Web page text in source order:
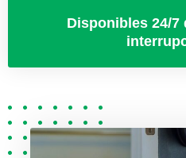
Disponibles 24/7